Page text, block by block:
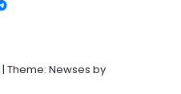
| Theme: Newses by